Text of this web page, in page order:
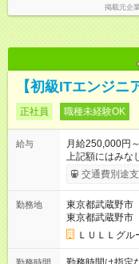
掲載元企
【初級ITエンジニ
正社員 職種未経験OK
給与
月給250,000円
上記額にはみな
ます。 みなし
万円～＋業績賞
万6，610円分）
キルを考慮し初
す！ ◎昇給年1回（研修終了後） ◎賞与年2回（2月・8月）＋業
績賞与あり ◤スキルアップも、収入アップも。◢ 入社後の成長
交通費別途
勤務地
東京都武蔵野市
東京都武蔵野市
ＬＵＬＬグル